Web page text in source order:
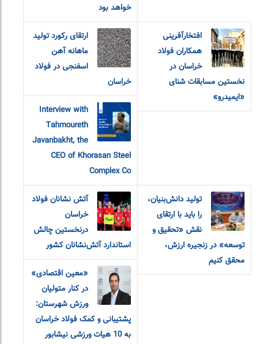
خواهد بود
افتخارآفرینی
همکاران فولاد
خراسان در
نخستین مسابقات شنای
«ایمیدرو»
ارتقای رکورد تولید
ماهانه آهن
اسفنجی در فولاد
خراسان
Interview with
Tahmoureth
Javanbakht, the
CEO of Khorasan Steel
Complex Co
تولید دانش‌بنیان،
را باید با ارتقای
نقش «تحقیق و‌
توسعه» در زنجیره ارزش،
محقق کنیم
آتش نشانان فولاد
خراسان
درنخستین چالش
استاندارد آتش‌نشانان کشور
«معین اقتصادی»
در کنار متولیان
ورزش شهرستان:
پشتیبانی و کمک فولاد خراسان
به 10 هیات ورزشی نیشابور